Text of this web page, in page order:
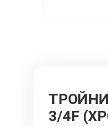
3/4F